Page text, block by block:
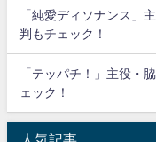
「純愛ディソナンス」
判もチェック！
「テッパチ！」主役・
ェック！